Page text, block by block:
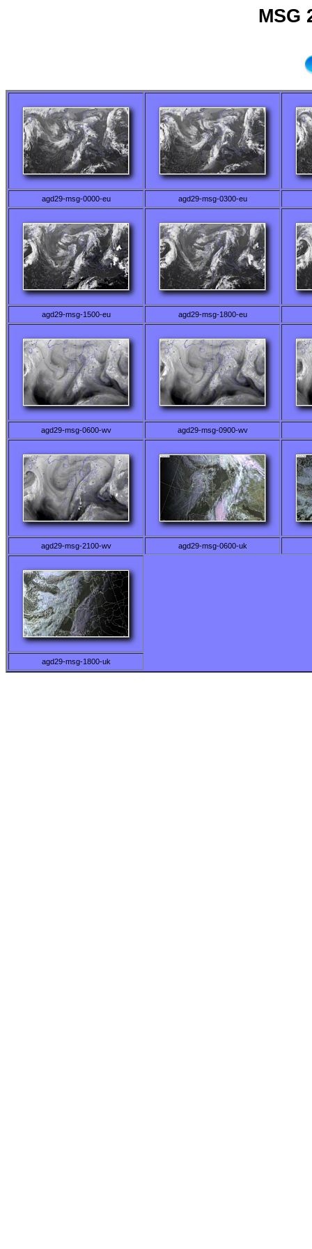
MSG
agd29-msg-0000-eu agd29-msg-0300-eu
agd29-msg-1500-eu agd29-msg-1800-eu
agd29-msg-0600-wv agd29-msg-0900-wv
agd29-msg-2100-wv agd29-msg-0600-uk
agd29-msg-1800-uk